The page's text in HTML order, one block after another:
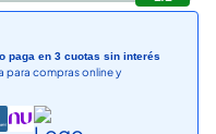
paga en 3 cuotas sin interés
para compras online y